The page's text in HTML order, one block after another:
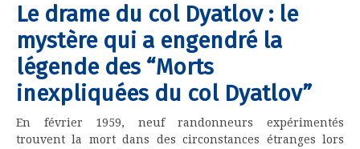
Le drame du col Dyatlov : le
mystère qui a engendré la
légende des “Morts
inexpliquées du col Dyatlov”
En février 1959, neuf randonneurs expérimentés
trouvent la mort dans des circonstances étranges lors